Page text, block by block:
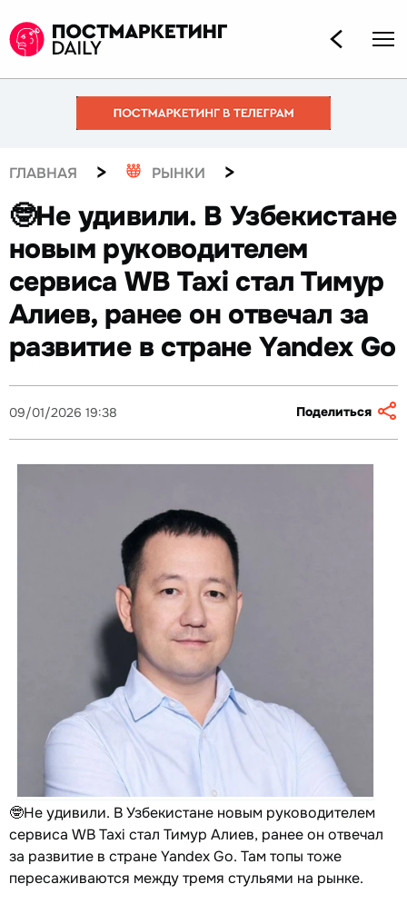
ГЛАВНАЯ > РЫНКИ >
🤓Не удивили. В Узбекистане
новым руководителем
сервиса WB Taxi стал Тимур
Алиев, ранее он отвечал за
развитие в стране Yandex Go
09/01/2026 19:38 Поделиться
🤓Не удивили. В Узбекистане новым руководителем
сервиса WB Taxi стал Тимур Алиев, ранее он отвечал
за развитие в стране Yandex Go. Там топы тоже
пересаживаются между тремя стульями на рынке.